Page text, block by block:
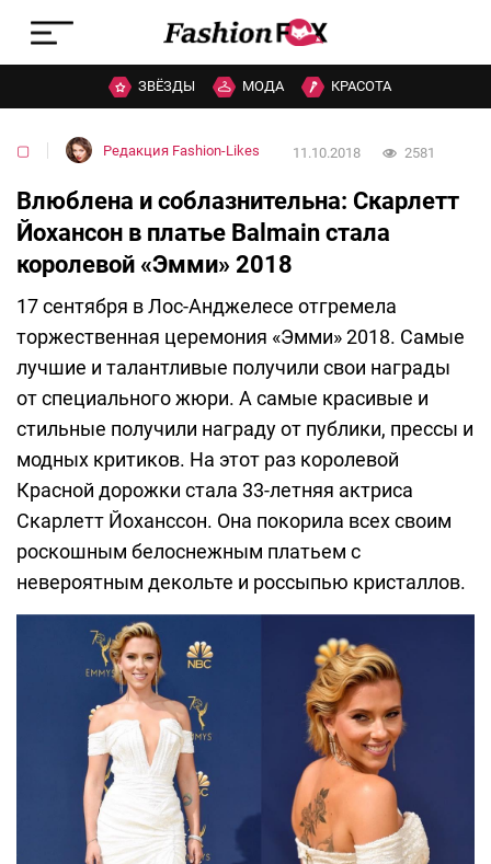
ЗВЁЗДЫ МОДА КРАСОТА
▢ Редакция Fashion-Likes 11.10.2018 2581
Влюблена и соблазнительна: Скарлетт
Йохансон в платье Balmain стала
королевой «Эмми» 2018
17 сентября в Лос-Анджелесе отгремела
торжественная церемония «Эмми» 2018. Самые
лучшие и талантливые получили свои награды
от специального жюри. А самые красивые и
стильные получили награду от публики, прессы и
модных критиков. На этот раз королевой
Красной дорожки стала 33-летняя актриса
Скарлетт Йоханссон. Она покорила всех своим
роскошным белоснежным платьем с
невероятным декольте и россыпью кристаллов.